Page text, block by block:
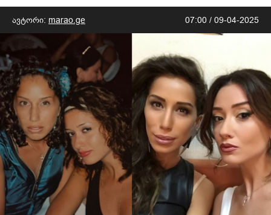
ავტორი: marao.ge 07:00 / 09-04-2025